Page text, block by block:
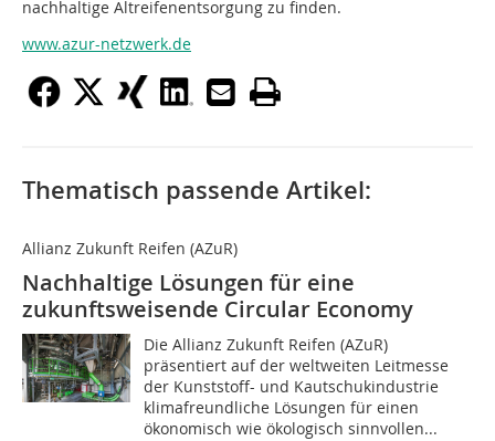
nachhaltige Altreifenentsorgung zu finden.
www.azur-netzwerk.de
Thematisch passende Artikel:
Allianz Zukunft Reifen (AZuR)
Nachhaltige Lösungen für eine
zukunftsweisende Circular Economy
Die Allianz Zukunft Reifen (AZuR)
präsentiert auf der weltweiten Leitmesse
der Kunststoff- und Kautschukindustrie
klimafreundliche Lösungen für einen
ökonomisch wie ökologisch sinnvollen...